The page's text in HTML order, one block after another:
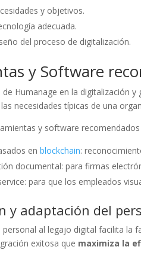
y objetivos.
adecuada.
del proceso de digitalización.
y Software
de Humanage en la digitalización
necesidades típicas de una
y software recomendados
enblockchain:
documental: para firmas
para que los empleados
y adaptación del
personal al legajo digital facilita la
exitosa que maximiza la